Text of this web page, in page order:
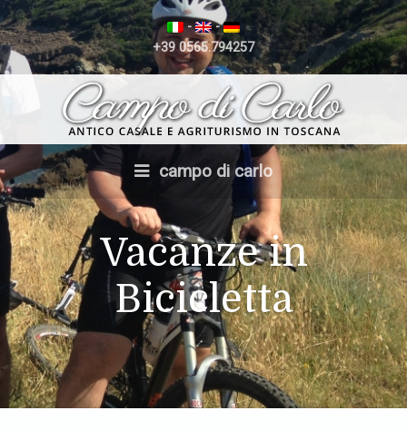
-
-
+39 0565.794257
campo di carlo
Vacanze in
Bicicletta